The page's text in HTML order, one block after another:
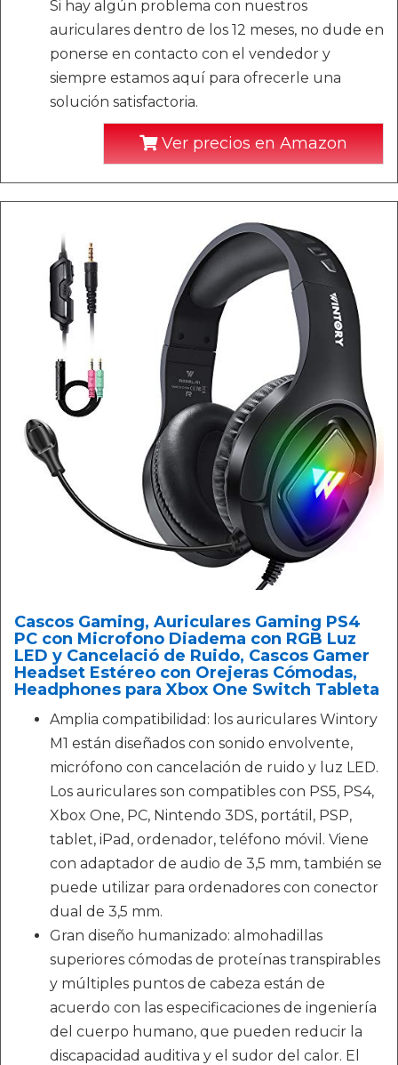
Si hay algún problema con nuestros
auriculares dentro de los 12 meses, no dude en
ponerse en contacto con el vendedor y
siempre estamos aquí para ofrecerle una
solución satisfactoria.
Ver precios en Amazon
Cascos Gaming, Auriculares Gaming PS4
PC con Microfono Diadema con RGB Luz
LED y Cancelació de Ruido, Cascos Gamer
Headset Estéreo con Orejeras Cómodas,
Headphones para Xbox One Switch Tableta
Amplia compatibilidad: los auriculares Wintory
M1 están diseñados con sonido envolvente,
micrófono con cancelación de ruido y luz LED.
Los auriculares son compatibles con PS5, PS4,
Xbox One, PC, Nintendo 3DS, portátil, PSP,
tablet, iPad, ordenador, teléfono móvil. Viene
con adaptador de audio de 3,5 mm, también se
puede utilizar para ordenadores con conector
dual de 3,5 mm.
Gran diseño humanizado: almohadillas
superiores cómodas de proteínas transpirables
y múltiples puntos de cabeza están de
acuerdo con las especificaciones de ingeniería
del cuerpo humano, que pueden reducir la
discapacidad auditiva y el sudor del calor. El